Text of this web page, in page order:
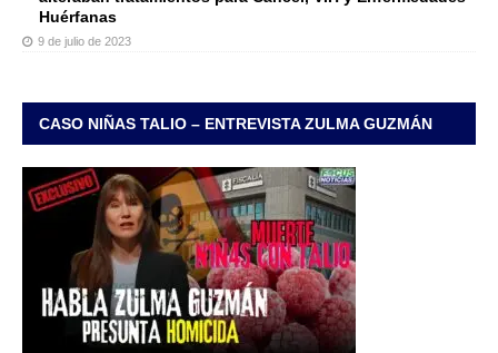
Huérfanas
9 de julio de 2023
CASO NIÑAS TALIO – ENTREVISTA ZULMA GUZMÁN